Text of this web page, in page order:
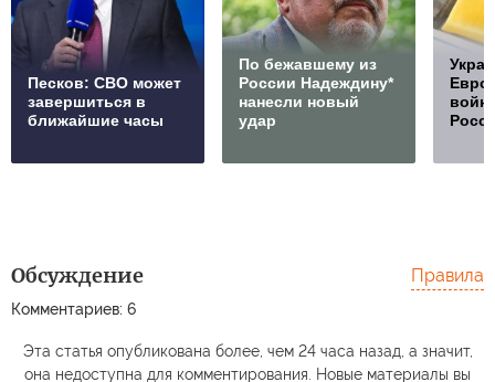
Песков: СВО может
завершиться в
ближайшие часы
По бежавшему из
России Надеждину*
нанесли новый
удар
Обсуждение
Комментариев: 6
Правила
Эта статья опубликована более, чем 24 часа назад, а значит,
она недоступна для комментирования. Новые материалы вы